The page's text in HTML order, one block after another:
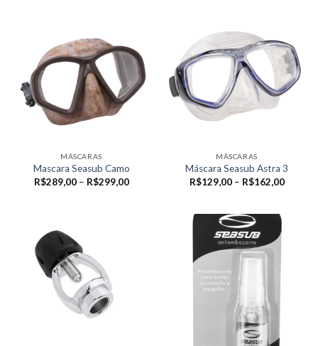
MÁSCARAS
Mascara Seasub Camo
R$289,00 – R$299,00Faixa
MÁSCARAS
Máscara Seasub Astra 3
R$129,00 – R$162,00Faixa